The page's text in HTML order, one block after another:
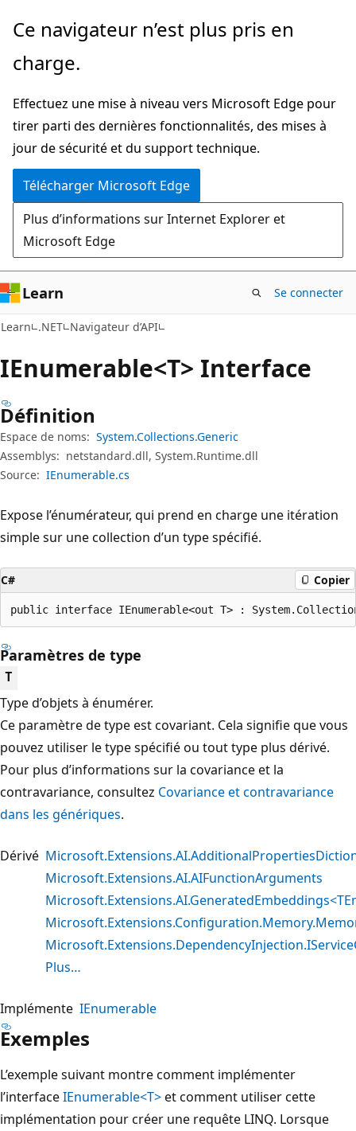
Passer
directement
au
principal
Passer
la
dans
la
page
Ce navigateur n’est plus pris en
charge.
Effectuez une mise à niveau vers Microsoft Edge pour
tirer parti des dernières fonctionnalités, des mises à
jour de sécurité et du support technique.
Télécharger Microsoft Edge
Plus d’informations sur Internet Explorer et
Microsoft Edge
Learn Se connecter
Learn .NET Navigateur d’API
IEnumerable<T> Interface
Définition
Espace de noms: System.Collections.Generic
Assemblys: netstandard.dll, System.Runtime.dll
Source: IEnumerable.cs
Expose l’énumérateur, qui prend en charge une itération
simple sur une collection d’un type spécifié.
C# Copier
public interface IEnumerable<out T> :
Paramètres de type
T
Type d’objets à énumérer.
Ce paramètre de type est covariant. Cela signifie que vous
pouvez utiliser le type spécifié ou tout type plus dérivé.
Pour plus d’informations sur la covariance et la
contravariance, consultez Covariance et contravariance
dans les génériques.
Dérivé
Microsoft.Extensions.AI.AIFunctionArguments
Plus…
Implémente IEnumerable
Exemples
L’exemple suivant montre comment implémenter
l’interfaceIEnumerable<T>et comment utiliser cette
implémentation pour créer une requête LINQ. Lorsque